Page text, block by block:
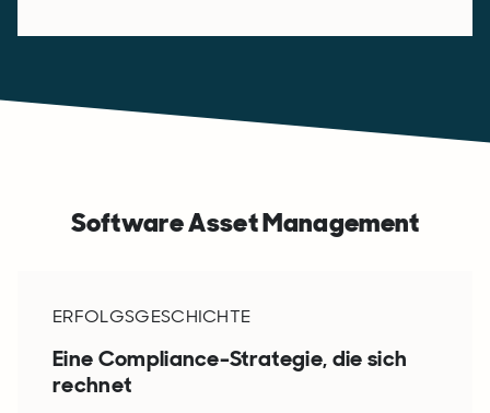
Software Asset Management
ERFOLGSGESCHICHTE
Eine Compliance-Strategie, die sich
rechnet